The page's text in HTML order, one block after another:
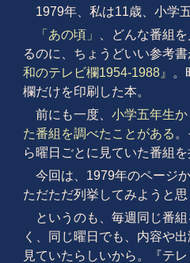
1979年、私は11歳、小学
「あの頃」
、どんな番組
るのに、ちょうどいい参考書
和のテレビ欄1954-1988』
。
欄だけを印刷した本。
前にも一度、 小学五年生
た番組を調べたことがある
ら曜日ごとに見ていた番組を
今回は、1979年のページ
ただただ列挙してみようと思
というのも、毎週同じ番
く、同じ曜日でも、内容や
見ていたらしいから。『テ